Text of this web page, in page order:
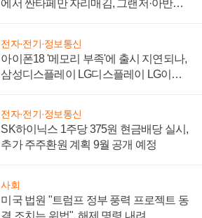
에서 싼타페만 자리매김, 그랜저·아반떼
전자·전기·정보통신
아이폰18 '메모리 부족'에 출시 지연되나,
삼성디스플레이 LG디스플레이 LG이노
전자·전기·정보통신
SK하이닉스 1주당 375원 현금배당 실시,
추가 주주환원 계획 9월 공개 예정
사회
미국 법원 "트럼프 정부 풍력 프로젝트 동